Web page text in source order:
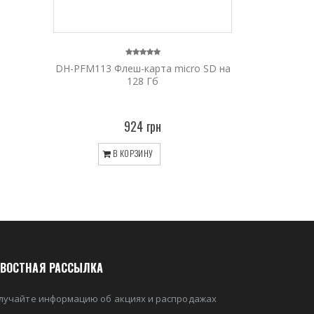
DH-PFM113 Флеш-карта micro SD на
128 Гб
924 грн
В КОРЗИНУ
РАССЫЛКА
информацию об акциях и распродажах